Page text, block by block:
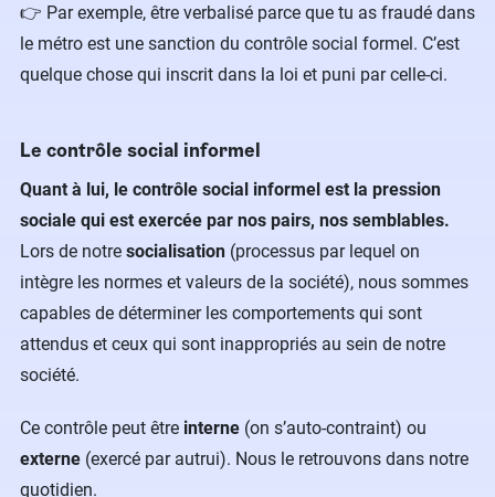
👉 Par exemple, être verbalisé parce que tu as fraudé dans
le métro est une sanction du contrôle social formel. C’est
quelque chose qui inscrit dans la loi et puni par celle-ci.
Le contrôle social informel
Quant à lui, le contrôle social informel est la pression
sociale qui est exercée par nos pairs, nos semblables.
Lors de notre socialisation (processus par lequel on
intègre les normes et valeurs de la société), nous sommes
capables de déterminer les comportements qui sont
attendus et ceux qui sont inappropriés au sein de notre
société.
Ce contrôle peut être interne (on s’auto-contraint) ou
externe (exercé par autrui). Nous le retrouvons dans notre
quotidien.